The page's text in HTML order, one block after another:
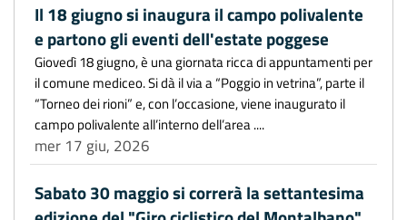
Il 18 giugno si inaugura il campo polivalente
e partono gli eventi dell'estate poggese
Giovedì 18 giugno, è una giornata ricca di appuntamenti per
il comune mediceo. Si dà il via a “Poggio in vetrina”, parte il
“Torneo dei rioni” e, con l’occasione, viene inaugurato il
campo polivalente all’interno dell’area ....
mer 17 giu, 2026
Sabato 30 maggio si correrà la settantesima